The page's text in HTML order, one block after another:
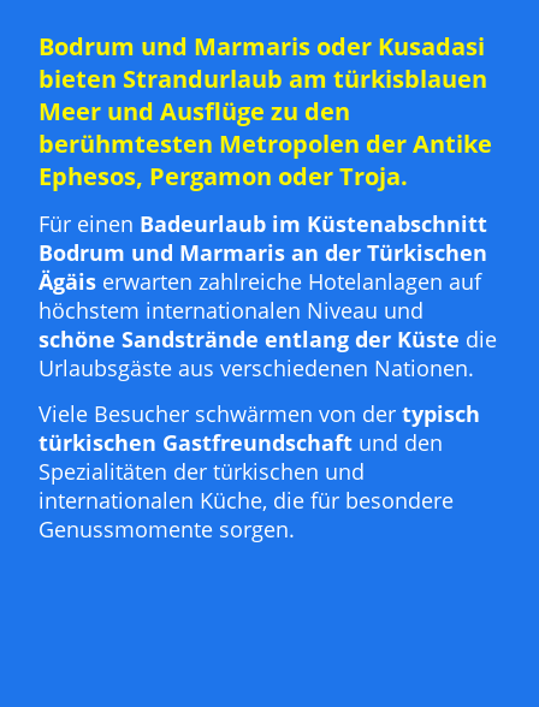
Bodrum und Marmaris oder Kusadasi
bieten Strandurlaub am türkisblauen
Meer und Ausflüge zu den
berühmtesten Metropolen der Antike
Ephesos, Pergamon oder Troja.
Für einen Badeurlaub im Küstenabschnitt
Bodrum und Marmaris an der Türkischen
Ägäis erwarten zahlreiche Hotelanlagen auf
höchstem internationalen Niveau und
schöne Sandstrände entlang der Küste die
Urlaubsgäste aus verschiedenen Nationen.
Viele Besucher schwärmen von der typisch
türkischen Gastfreundschaft und den
Spezialitäten der türkischen und
internationalen Küche, die für besondere
Genussmomente sorgen.